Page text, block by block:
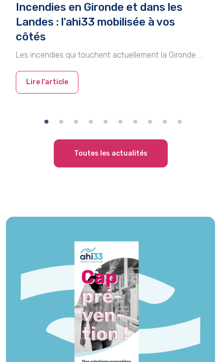
Incendies en Gironde et dans les
Landes : l'ahi33 mobilisée à vos
côtés
Les incendies qui touchent actuellement la Gironde et les Landes impactent de nombreuses entreprises, les employeurs, leurs salariés et leurs familles.
Lire l'article
Toutes les actualités